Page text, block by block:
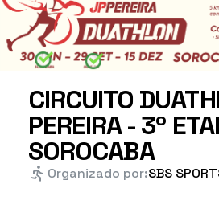
CIRCUITO
PEREIRA - 3º
SOROCABA
Organizado por:SBS